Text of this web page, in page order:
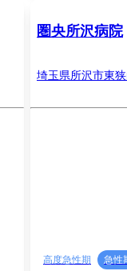
圏央所沢病院
埼玉県所沢市東
高度急性期 急性